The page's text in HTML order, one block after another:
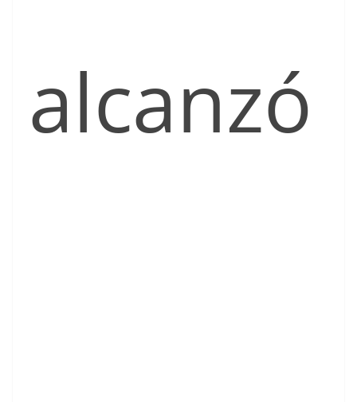
alcanzó